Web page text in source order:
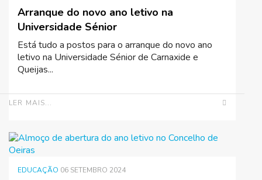
Arranque do novo ano letivo na
Universidade Sénior
Está tudo a postos para o arranque do novo ano
letivo na Universidade Sénior de Carnaxide e
Queijas...
LER MAIS...
EDUCAÇÃO 06 SETEMBRO 2024